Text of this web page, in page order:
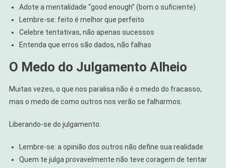
Adote a mentalidade “good enough” (bom o suficiente)
Lembre-se: feito é melhor que perfeito
Celebre tentativas, não apenas sucessos
Entenda que erros são dados, não falhas
O Medo do Julgamento Alheio
Muitas vezes, o que nos paralisa não é o medo do fracasso,
mas o medo de como outros nos verão se falharmos.
Liberando-se do julgamento:
Lembre-se: a opinião dos outros não define sua realidade
Quem te julga provavelmente não teve coragem de tentar